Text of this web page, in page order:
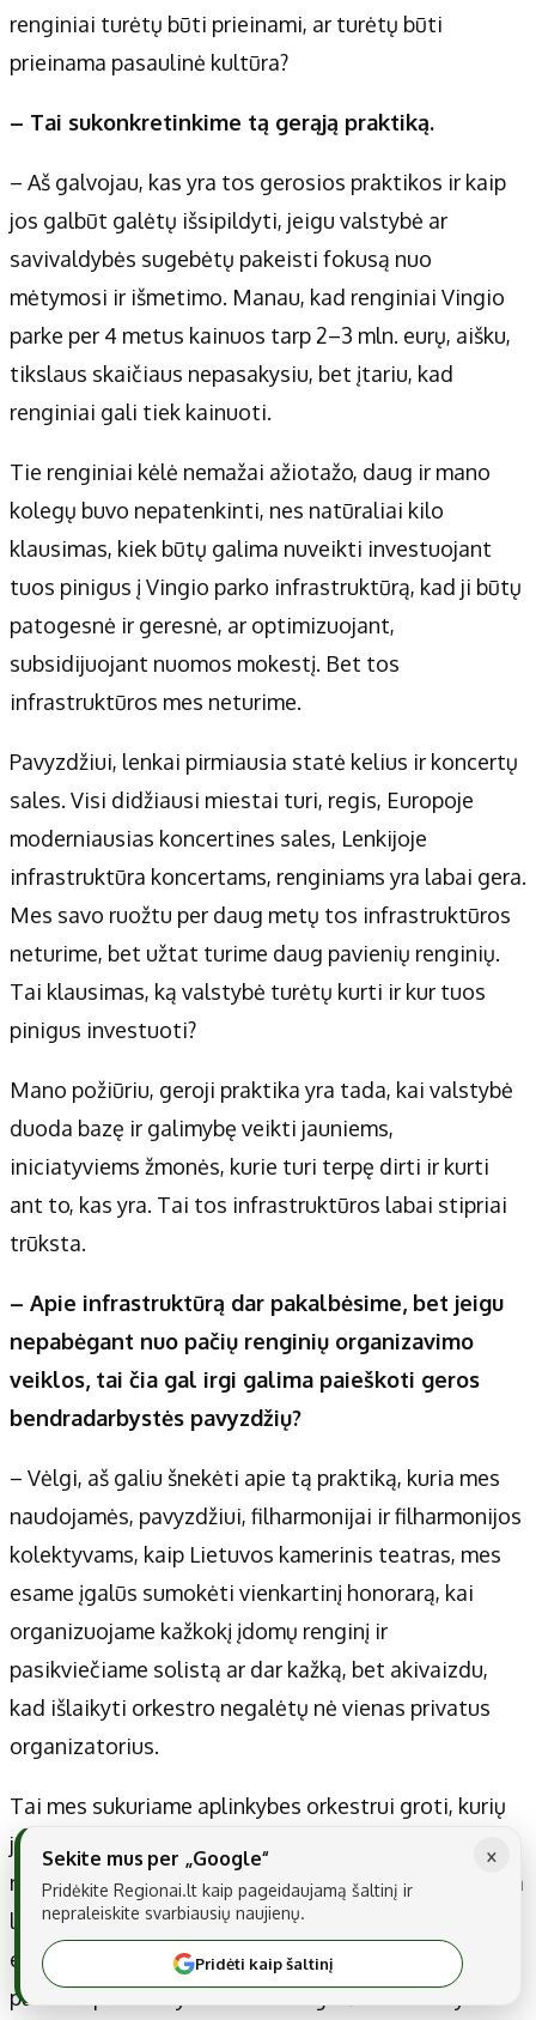
renginiai turėtų būti prieinami, ar turėtų būti
prieinama pasaulinė kultūra?
– Tai sukonkretinkime tą gerąją praktiką.
– Aš galvojau, kas yra tos gerosios praktikos ir kaip
jos galbūt galėtų išsipildyti, jeigu valstybė ar
savivaldybės sugebėtų pakeisti fokusą nuo
mėtymosi ir išmetimo. Manau, kad renginiai Vingio
parke per 4 metus kainuos tarp 2–3 mln. eurų, aišku,
tikslaus skaičiaus nepasakysiu, bet įtariu, kad
renginiai gali tiek kainuoti.
Tie renginiai kėlė nemažai ažiotažo, daug ir mano
kolegų buvo nepatenkinti, nes natūraliai kilo
klausimas, kiek būtų galima nuveikti investuojant
tuos pinigus į Vingio parko infrastruktūrą, kad ji būtų
patogesnė ir geresnė, ar optimizuojant,
subsidijuojant nuomos mokestį. Bet tos
infrastruktūros mes neturime.
Pavyzdžiui, lenkai pirmiausia statė kelius ir koncertų
sales. Visi didžiausi miestai turi, regis, Europoje
moderniausias koncertines sales, Lenkijoje
infrastruktūra koncertams, renginiams yra labai gera.
Mes savo ruožtu per daug metų tos infrastruktūros
neturime, bet užtat turime daug pavienių renginių.
Tai klausimas, ką valstybė turėtų kurti ir kur tuos
pinigus investuoti?
Mano požiūriu, geroji praktika yra tada, kai valstybė
duoda bazę ir galimybę veikti jauniems,
iniciatyviems žmonės, kurie turi terpę dirti ir kurti
ant to, kas yra. Tai tos infrastruktūros labai stipriai
trūksta.
– Apie infrastruktūrą dar pakalbėsime, bet jeigu
nepabėgant nuo pačių renginių organizavimo
veiklos, tai čia gal irgi galima paieškoti geros
bendradarbystės pavyzdžių?
– Vėlgi, aš galiu šnekėti apie tą praktiką, kuria mes
naudojamės, pavyzdžiui, filharmonijai ir filharmonijos
kolektyvams, kaip Lietuvos kamerinis teatras, mes
esame įgalūs sumokėti vienkartinį honorarą, kai
organizuojame kažkokį įdomų renginį ir
pasikviečiame solistą ar dar kažką, bet akivaizdu,
kad išlaikyti orkestro negalėtų nė vienas privatus
organizatorius.
Tai mes sukuriame aplinkybes orkestrui groti, kurių
jie galbūt nesusikurtų patys, o mes niekada
negalėtume išlaikyti orkestro. Šitas apsikeitimas yra
labai geras. Lygiai taip pat yra su Valdovų rūmų
erdvėmis – festivalis jas nuomoja, nes mes kažkokio
pastato pasistatyti niekada negalėtume. Tai yra
×
Sekite mus per „Google“
Pridėkite Regionai.lt kaip pageidaujamą šaltinį ir
nepraleiskite svarbiausių naujienų.
Pridėti kaip šaltinį